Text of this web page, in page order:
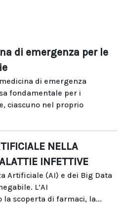
di emergenza per le
di emergenza
fondamentale per i
ciascuno nel proprio
NELLA
INFETTIVE
Artificiale (AI) e dei Big Data
L’AI
scoperta di farmaci, la...